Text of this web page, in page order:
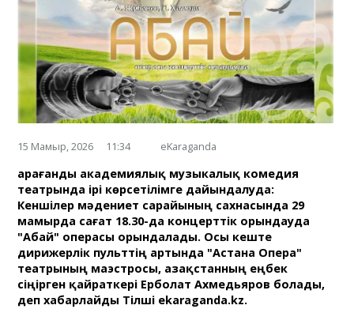
15 Мамыр, 2026 11:34 eKaraganda
Қарағанды академиялық музыкалық комедия
театрында ірі көрсетілімге дайындалуда:
Кеншілер мәдениет сарайының сахнасында 29
мамырда сағат 18.30-да концерттік орындауда
"Абай" операсы орындалады. Осы кеште
дирижерлік пульттің артында "Астана Опера"
театрының маэстросы, Қазақстанның еңбек
сіңірген қайраткері Ерболат Ахмедьяров болады,
деп хабарлайды Тілші ekaraganda.kz.